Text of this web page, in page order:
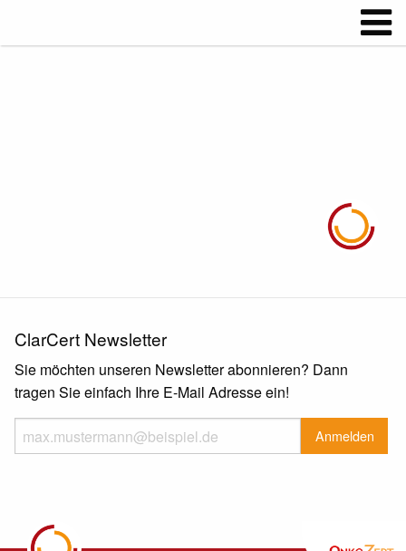
ClarCert Newsletter
Sie möchten unseren Newsletter abonnieren? Dann
tragen Sie einfach Ihre E-Mail Adresse ein!